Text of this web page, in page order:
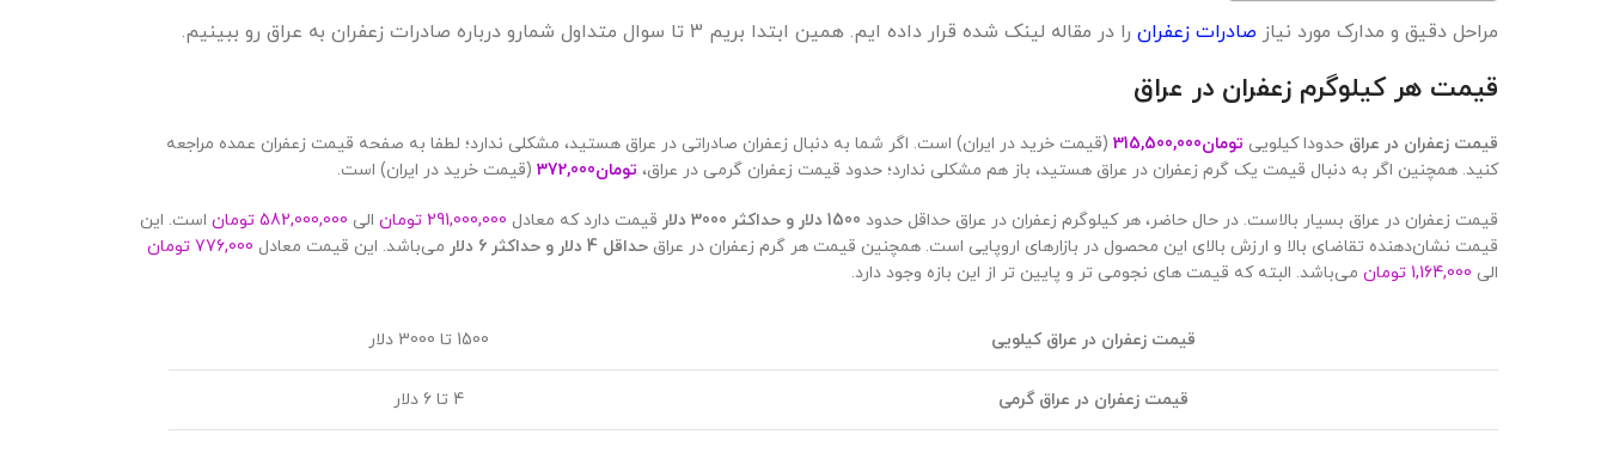
مراحل دقیق و مدارک مورد نیاز صادرات زعفران را در مقاله لینک شده قرار داده ایم. همین ابتدا بریم 3 تا سوال متداول شمارو درباره صادرات زعفران به عراق رو ببینیم.
قیمت هر کیلوگرم زعفران در عراق
قیمت زعفران در عراق حدودا کیلویی تومان315,500,000 (قیمت خرید در ایران) است. اگر شما به دنبال زعفران صادراتی در عراق هستید، مشکلی ندارد؛ لطفا به صفحه قیمت زعفران عمده مراجعه
کنید. همچنین اگر به دنبال قیمت یک گرم زعفران در عراق هستید، باز هم مشکلی ندارد؛ حدود قیمت زعفران گرمی در عراق، تومان372,000 (قیمت خرید در ایران) است.
قیمت زعفران در عراق بسیار بالاست. در حال حاضر، هر کیلوگرم زعفران در عراق حداقل حدود 1500 دلار و حداکثر 3000 دلار قیمت دارد که معادل 291,000,000 تومان الی 582,000,000 تومان
است. این
قیمت نشان‌دهنده تقاضای بالا و ارزش بالای این محصول در بازارهای اروپایی است. همچنین قیمت هر گرم زعفران در عراق حداقل 4 دلار و حداکثر 6 دلار می‌باشد. این قیمت معادل 776,000 تومان
الی 1,164,000 تومان می‌باشد. البته که قیمت های نجومی تر و پایین تر از این بازه وجود دارد.
قیمت زعفران در عراق کیلویی 1500 تا 3000 دلار
قیمت زعفران در عراق گرمی 4 تا 6 دلار